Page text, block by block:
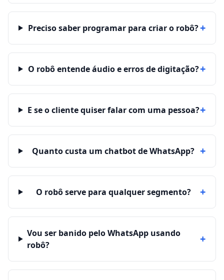
Preciso saber programar para criar o robô?+
O robô entende áudio e erros de digitação?+
E se o cliente quiser falar com uma pessoa?+
Quanto custa um chatbot de WhatsApp? +
O robô serve para qualquer segmento? +
Vou ser banido pelo WhatsApp usando
robô?
+